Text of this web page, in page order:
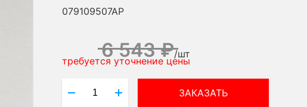
079109507AP
6 543 ₽/шт
требуется уточнение цены
ЗАКАЗАТЬ